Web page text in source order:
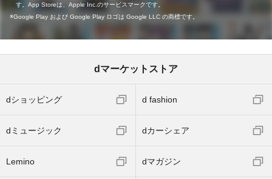
す。App Storeは、Apple Inc.のサービスマークです。
Google Play および Google Play ロゴは Google LLC の商標です。
dマーケットストア
dショッピング d fashion
dミュージック dカーシェア
Lemino dマガジン